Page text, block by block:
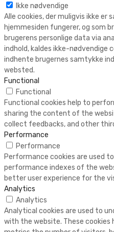
Ikke nødvendige
Alle cookies, der muligvis ikke
hjemmesiden fungerer, og som
brugerens personlige data via
indhold, kaldes ikke-nødvendige
indhente brugernes samtykke
websted.
Functional
Functional
Functional cookies help to
sharing the content of the
collect feedbacks, and other
Performance
Performance
Performance cookies are used
performance indexes of the
better user experience for the
Analytics
Analytics
Analytical cookies are used to
with the website. These cookies